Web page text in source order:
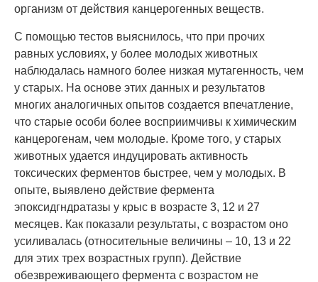
организм от действия канцерогенных веществ.
C помощью тестов выяснилось, что при прочих
равных условиях, у более молодых животных
наблюдалась намного более низкая мутагенность, чем
у старых. На основе этих данных и результатов
многих аналогичных опытов создается впечатление,
что старые особи более восприимчивы к химическим
канцерогенам, чем молодые. Кроме того, у старых
животных удается индуцировать активность
токсических ферментов быстрее, чем у молодых. В
опыте, выявлено действие фермента
эпоксидгндратазы у крыс в возрасте 3, 12 и 27
месяцев. Как показали результаты, с возрастом оно
усиливалась (относительные величины – 10, 13 и 22
для этих трех возрастных групп). Действие
обезвреживающего фермента с возрастом не